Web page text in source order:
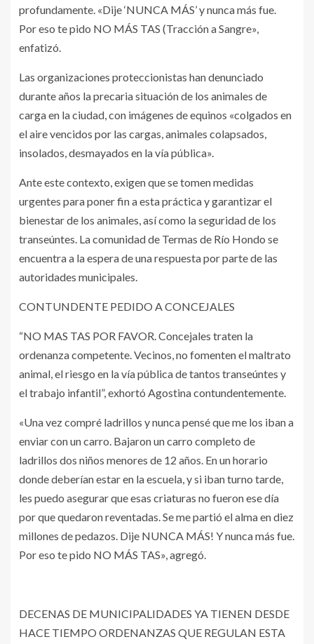
profundamente. «Dije ‘NUNCA MÁS’ y nunca más fue.
Por eso te pido NO MÁS TAS (Tracción a Sangre»,
enfatizó.
Las organizaciones proteccionistas han denunciado
durante años la precaria situación de los animales de
carga en la ciudad, con imágenes de equinos «colgados en
el aire vencidos por las cargas, animales colapsados,
insolados, desmayados en la vía pública».
Ante este contexto, exigen que se tomen medidas
urgentes para poner fin a esta práctica y garantizar el
bienestar de los animales, así como la seguridad de los
transeúntes. La comunidad de Termas de Río Hondo se
encuentra a la espera de una respuesta por parte de las
autoridades municipales.
CONTUNDENTE PEDIDO A CONCEJALES
“NO MAS TAS POR FAVOR. Concejales traten la
ordenanza competente. Vecinos, no fomenten el maltrato
animal, el riesgo en la vía pública de tantos transeúntes y
el trabajo infantil”, exhortó Agostina contundentemente.
«Una vez compré ladrillos y nunca pensé que me los iban a
enviar con un carro. Bajaron un carro completo de
ladrillos dos niños menores de 12 años. En un horario
donde deberían estar en la escuela, y si iban turno tarde,
les puedo asegurar que esas criaturas no fueron ese día
por que quedaron reventadas. Se me partió el alma en diez
millones de pedazos. Dije NUNCA MÁS! Y nunca más fue.
Por eso te pido NO MÁS TAS», agregó.
DECENAS DE MUNICIPALIDADES YA TIENEN DESDE
HACE TIEMPO ORDENANZAS QUE REGULAN ESTA